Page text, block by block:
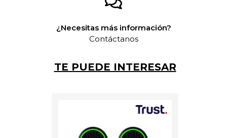
¿Necesitas más información?
Contáctanos
TE PUEDE INTERESAR